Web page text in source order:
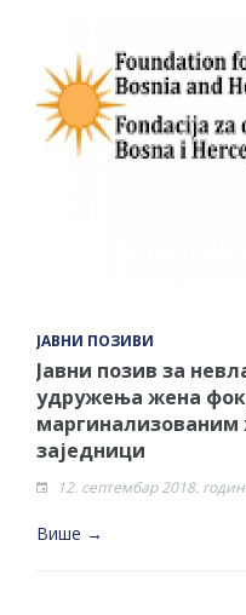
ЈАВНИ ПОЗИВИ
Јавни позив за
удружења жена
маргинализованим
заједници
12. септембар 2018.
Више →